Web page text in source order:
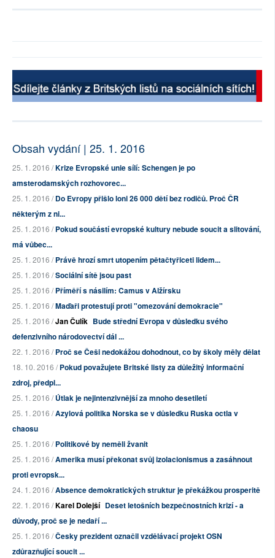
Obsah vydání | 25. 1. 2016
25. 1. 2016 /Krize Evropské unie sílí: Schengen je po
amsterodamských rozhovorec...
25. 1. 2016 /Do Evropy přišlo loni 26 000 dětí bez rodičů. Proč ČR
některým z ni...
25. 1. 2016 /Pokud součástí evropské kultury nebude soucit a slitování,
má vůbec...
25. 1. 2016 /Právě hrozí smrt utopením pětačtyřiceti lidem...
25. 1. 2016 /Sociální sítě jsou past
25. 1. 2016 /Příměří s násilím: Camus v Alžírsku
25. 1. 2016 /Maďaři protestují proti "omezování demokracie"
25. 1. 2016 /Jan Čulík Bude střední Evropa v důsledku svého
defenzivního národovectví dál ...
22. 1. 2016 /Proč se Češi nedokážou dohodnout, co by školy měly dělat
18. 10. 2016 /Pokud považujete Britské listy za důležitý informační
zdroj, předpl...
25. 1. 2016 /Útlak je nejintenzivnější za mnoho desetiletí
25. 1. 2016 /Azylová politika Norska se v důsledku Ruska octla v
chaosu
25. 1. 2016 /Politikové by neměli žvanit
25. 1. 2016 /Amerika musí překonat svůj izolacionismus a zasáhnout
proti evropsk...
24. 1. 2016 /Absence demokratických struktur je překážkou prosperitě
22. 1. 2016 /Karel Dolejší Deset letošních bezpečnostních krizí - a
důvody, proč se je nedaří ...
25. 1. 2016 /Česky prezident označil vzdělávací projekt OSN
zdůrazňující soucit ...